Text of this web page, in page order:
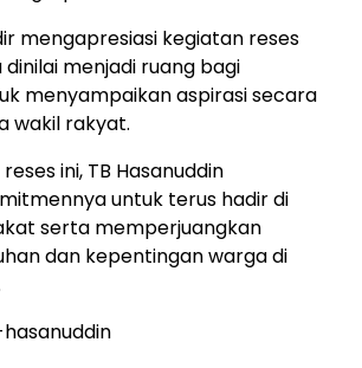
mengapresiasi kegiatan reses
menjadi ruang bagi
menyampaikan aspirasi secara
wakil rakyat.
ini, TB Hasanuddin
untuk terus hadir di
serta memperjuangkan
dan kepentingan warga di